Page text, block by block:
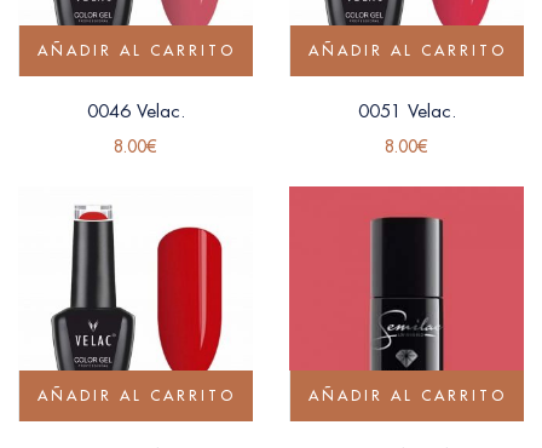
AÑADIR AL CARRITO
0046 Velac.
8.00€
AÑADIR AL CARRITO
0051 Velac.
8.00€
AÑADIR AL CARRITO AÑADIR AL CARRITO